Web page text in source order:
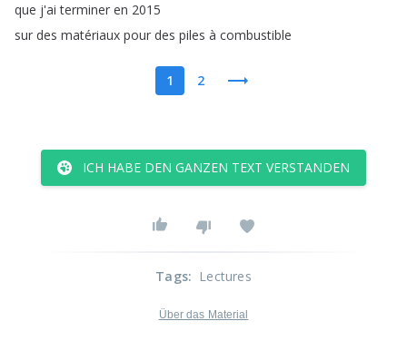
que j'ai terminer en 2015
sur des matériaux pour des piles à combustible
1 2
ICH HABE DEN GANZEN TEXT VERSTANDEN
Tags: Lectures
Über das Material